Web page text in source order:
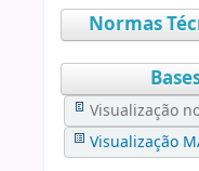
Normas
Visualização
Visualização